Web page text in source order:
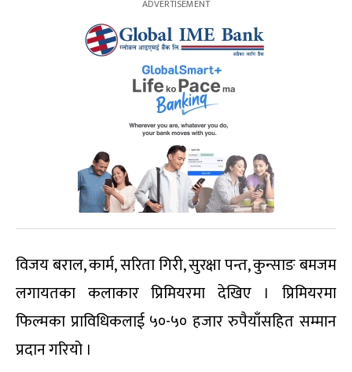
विजय बराल, कार्म, सरिता गिरी, सुरक्षा पन्त, कुन्साङ बमजम
लगायतका कलाकार प्रिमियरमा देखिए । प्रिमियरमा
फिल्मका प्राविधिकलाई ५०-५० हजार रुपैयाँसहित सम्मान
प्रदान गरियो ।